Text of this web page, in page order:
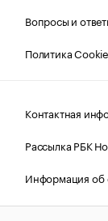
Вопросы и
Политика
Контактная
Рассылка РБК
Информация об
Правовая